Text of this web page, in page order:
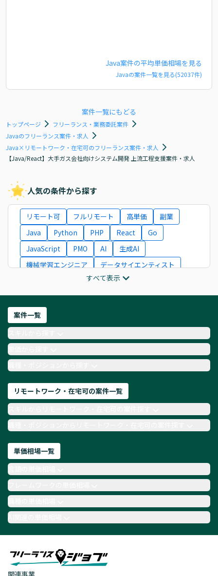
Java案件の平均単価相場を見る
Javaの案件一覧を見る(52037件)
案件一覧にもどる
トップページ
フリーランス・業務委託案件
Javaのフリーランス案件・求人
Java×リモートワーク・在宅可のフリーランス案件・求人
【Java/React】大手ガス会社向けシステム開発 上流工程支援案件・求人
人気の条件から探す
リモート可 フルリモート 高単価
副業
Java
Python PHP React
Go
JavaScript
PMO AI
生成AI
機械学習エンジニア
データサイエンティスト
ITコンサルタント
フロントエンドエンジニア
ネットワークエンジニア
AIエンジニア
Webデザイナー
月収100万円 業務委託
COBOL
Ruby
TypeScript
Laravel AWS
すべて表示
案件一覧
単価から探す
職種・ポジションから探す
リモートワーク・在宅可の案件一覧
職種・ポジションからリモートワーク・在宅可の案件探す
単価相場一覧
AI関連の単価相場
関連事業